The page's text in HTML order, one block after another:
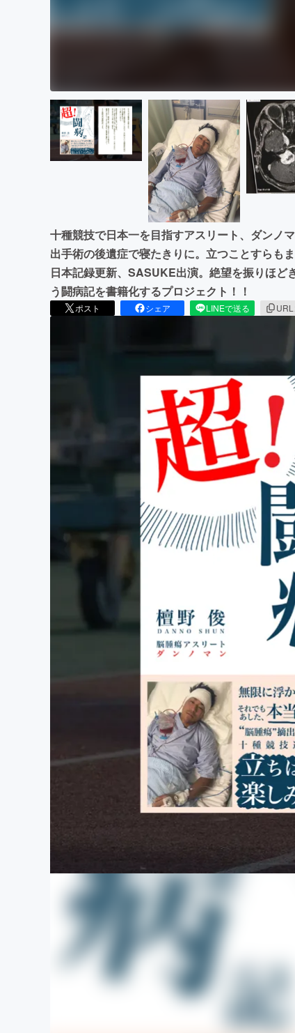
十種競技で日本一を目指すアスリート、ダンノ
出手術の後遺症で寝たきりに。立つことすらも
日本記録更新、SASUKE出演。絶望を振りほど
う闘病記を書籍化するプロジェクト！！
ポスト シェア LINEで送る